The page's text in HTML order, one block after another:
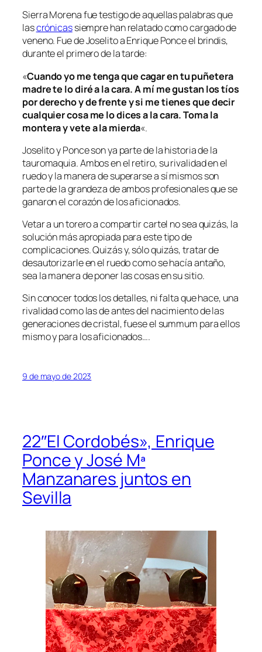
Sierra Morena fue testigo de aquellas palabras que
lascrónicassiempre han relatado como cargado de
veneno. Fue de Joselito a Enrique Ponce el brindis,
durante el primero de la tarde:
«Cuando yo me tenga que cagar en tu puñetera
madre te lo diré a la cara. A mí me gustan los tíos
por derecho y de frente y si me tienes que decir
cualquier cosa me lo dices a la cara. Toma la
montera y vete a la mierda«.
Joselito y Ponce son ya parte de la historia de la
tauromaquia. Ambos en el retiro, su rivalidad en el
ruedo y la manera de superarse a sí mismos son
parte de la grandeza de ambos profesionales que se
ganaron el corazón de los aficionados.
Vetar a un torero a compartir cartel no sea quizás, la
solución más apropiada para este tipo de
complicaciones. Quizás y, sólo quizás, tratar de
desautorizarle en el ruedo como se hacía antaño,
sea la manera de poner las cosas en su sitio.
Sin conocer todos los detalles, ni falta que hace, una
rivalidad como las de antes del nacimiento de las
generaciones de cristal, fuese el summum para ellos
mismo y para los aficionados….
9 de mayo de 2023
22″El Cordobés», Enrique
Ponce y José Mª
Manzanares juntos en
Sevilla